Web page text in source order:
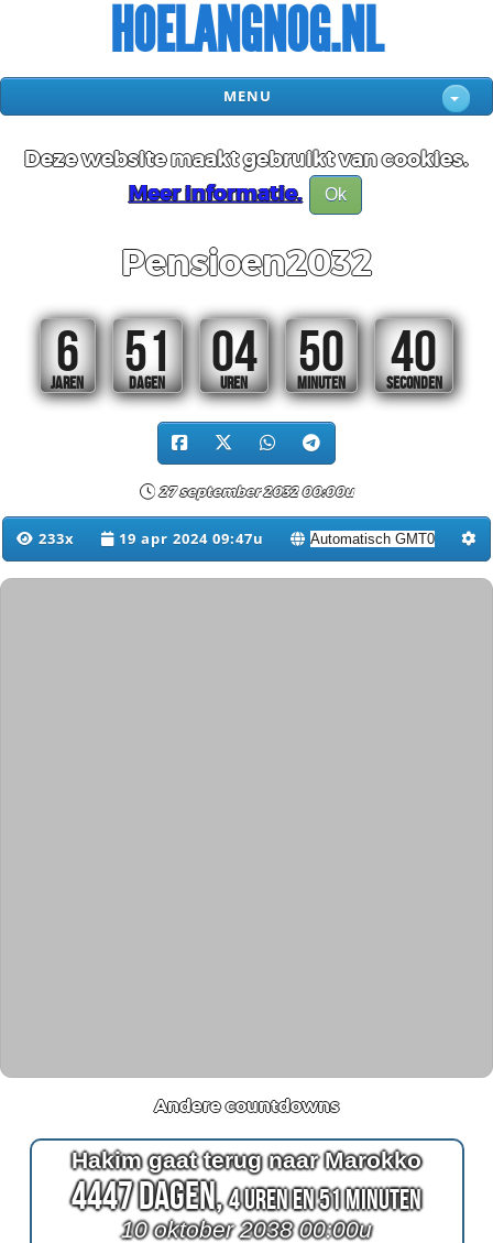
HOELANGNOG.NL
MENU
Deze website maakt gebruikt van cookies.
Meer informatie.
Ok
Pensioen2032
6
JAREN
51
DAGEN
04
UREN
50
MINUTEN
40
SECONDEN
27 september 2032 00:00u
233x 19 apr 2024 09:47u
Andere countdowns
Hakim gaat terug naar Marokko
4447 Dagen,4 Uren en 51 Minuten
10 oktober 2038 00:00u